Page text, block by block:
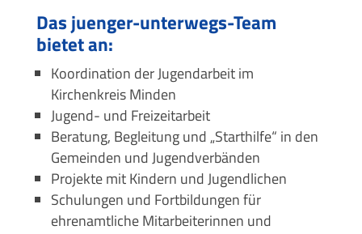
Das juenger-unterwegs-Team
bietet an:
Koordination der Jugendarbeit im
Kirchenkreis Minden
Jugend- und Freizeitarbeit
Beratung, Begleitung und „Starthilfe“ in den
Gemeinden und Jugendverbänden
Projekte mit Kindern und Jugendlichen
Schulungen und Fortbildungen für
ehrenamtliche Mitarbeiterinnen und